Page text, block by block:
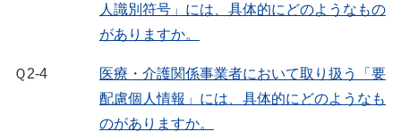
人識別符号」には、具体的にどのようなもの
がありますか。
Ｑ2-4
医療・介護関係事業者において取り扱う「要
配慮個人情報」には、具体的にどのようなも
のがありますか。